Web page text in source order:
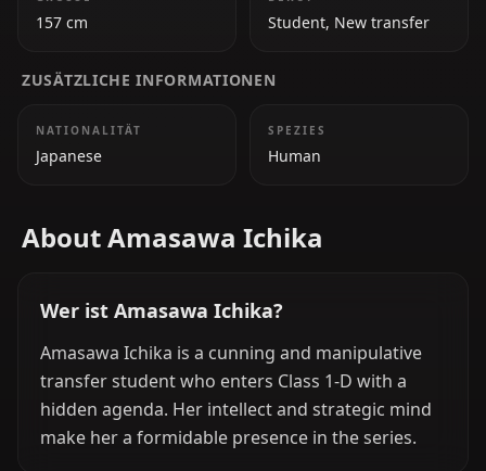
157 cm Student, New transfer
ZUSÄTZLICHE INFORMATIONEN
NATIONALITÄT
Japanese
SPEZIES
Human
About Amasawa Ichika
Wer ist Amasawa Ichika?
Amasawa Ichika is a cunning and manipulative
transfer student who enters Class 1-D with a
hidden agenda. Her intellect and strategic mind
make her a formidable presence in the series.